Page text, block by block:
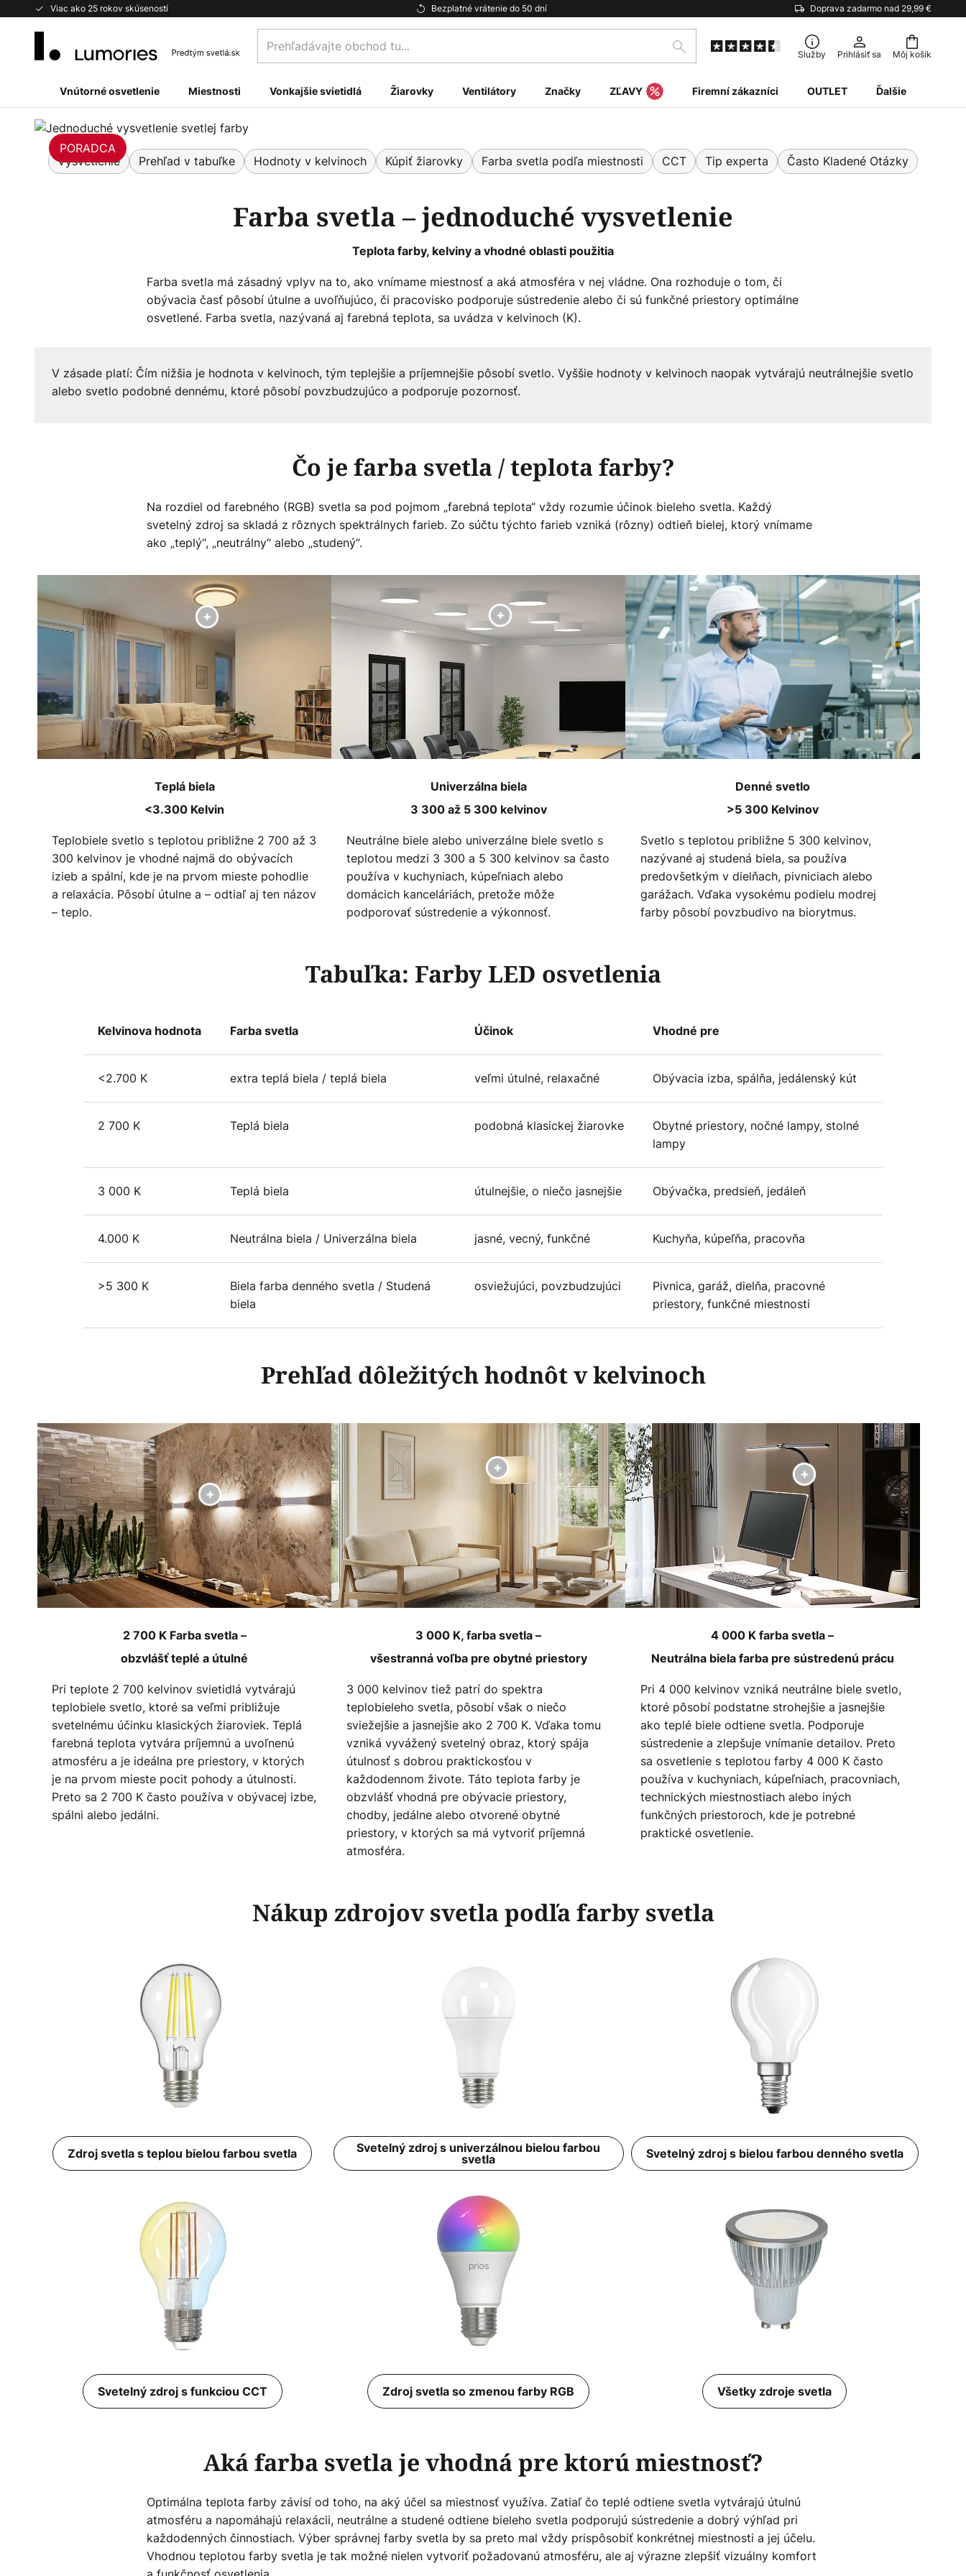
Viac ako 25 rokov skúseností Bezplatné vrátenie do 50 dní Doprava zadarmo nad 29,99 €
Skip
Môj košík
Prehľadávajte
obchod
Hľadať Služby Prihlásiť sa
Vnútorné osvetlenie Miestnosti Vonkajšie svietidlá Žiarovky Ventilátory Značky ZĽAVY Firemní zákazníci OUTLET Ďalšie
PORADCA
Vysvetlenie
Prehľad v tabuľke Hodnoty v kelvinoch Kúpiť žiarovky Farba svetla podľa miestnosti CCT Tip experta Často Kladené Otázky
Farba svetla – jednoduché vysvetlenie
Teplota farby, kelviny a vhodné oblasti použitia
Farba svetla má zásadný vplyv na to, ako vnímame miestnosť a aká atmosféra v nej vládne. Ona rozhoduje o tom, či
obývacia časť pôsobí útulne a uvoľňujúco, či pracovisko podporuje sústredenie alebo či sú funkčné priestory optimálne
osvetlené. Farba svetla, nazývaná aj farebná teplota, sa uvádza v kelvinoch (K).
V zásade platí: Čím nižšia je hodnota v kelvinoch, tým teplejšie a príjemnejšie pôsobí svetlo. Vyššie hodnoty v kelvinoch naopak vytvárajú neutrálnejšie svetlo
alebo svetlo podobné dennému, ktoré pôsobí povzbudzujúco a podporuje pozornosť.
Čo je farba svetla / teplota farby?
Na rozdiel od farebného (RGB) svetla sa pod pojmom „farebná teplota“ vždy rozumie účinok bieleho svetla. Každý
svetelný zdroj sa skladá z rôznych spektrálnych farieb. Zo súčtu týchto farieb vzniká (rôzny) odtieň bielej, ktorý vnímame
ako „teplý“, „neutrálny“ alebo „studený“.
Teplá biela
<3.300 Kelvin
Teplobiele svetlo s teplotou približne 2 700 až 3
300 kelvinov je vhodné najmä do obývacích
izieb a spální, kde je na prvom mieste pohodlie
a relaxácia. Pôsobí útulne a – odtiaľ aj ten názov
– teplo.
Univerzálna biela
3 300 až 5 300 kelvinov
Neutrálne biele alebo univerzálne biele svetlo s
teplotou medzi 3 300 a 5 300 kelvinov sa často
používa v kuchyniach, kúpeľniach alebo
domácich kanceláriách, pretože môže
podporovať sústredenie a výkonnosť.
Denné svetlo
>5 300 Kelvinov
Svetlo s teplotou približne 5 300 kelvinov,
nazývané aj studená biela, sa používa
predovšetkým v dielňach, pivniciach alebo
garážach. Vďaka vysokému podielu modrej
farby pôsobí povzbudivo na biorytmus.
Tabuľka: Farby LED osvetlenia
Kelvinova hodnota Farba svetla Účinok Vhodné pre
<2.700 K extra teplá biela / teplá biela veľmi útulné, relaxačné Obývacia izba, spálňa, jedálenský kút
2 700 K Teplá biela podobná klasickej žiarovke
Obytné priestory, nočné lampy, stolné
lampy
3 000 K Teplá biela útulnejšie, o niečo jasnejšie Obývačka, predsieň, jedáleň
4.000 K Neutrálna biela / Univerzálna biela jasné, vecný, funkčné Kuchyňa, kúpeľňa, pracovňa
>5 300 K
Biela farba denného svetla / Studená
biela
osviežujúci, povzbudzujúci
Pivnica, garáž, dielňa, pracovné
priestory, funkčné miestnosti
Prehľad dôležitých hodnôt v kelvinoch
2 700 K Farba svetla –
obzvlášť teplé a útulné
Pri teplote 2 700 kelvinov svietidlá vytvárajú
teplobiele svetlo, ktoré sa veľmi približuje
svetelnému účinku klasických žiaroviek. Teplá
farebná teplota vytvára príjemnú a uvoľnenú
atmosféru a je ideálna pre priestory, v ktorých
je na prvom mieste pocit pohody a útulnosti.
Preto sa 2 700 K často používa v obývacej izbe,
spálni alebo jedálni.
3 000 K, farba svetla –
všestranná voľba pre obytné priestory
3 000 kelvinov tiež patrí do spektra
teplobieleho svetla, pôsobí však o niečo
sviežejšie a jasnejšie ako 2 700 K. Vďaka tomu
vzniká vyvážený svetelný obraz, ktorý spája
útulnosť s dobrou praktickosťou v
každodennom živote. Táto teplota farby je
obzvlášť vhodná pre obývacie priestory,
chodby, jedálne alebo otvorené obytné
priestory, v ktorých sa má vytvoriť príjemná
atmosféra.
4 000 K farba svetla –
Neutrálna biela farba pre sústredenú prácu
Pri 4 000 kelvinov vzniká neutrálne biele svetlo,
ktoré pôsobí podstatne strohejšie a jasnejšie
ako teplé biele odtiene svetla. Podporuje
sústredenie a zlepšuje vnímanie detailov. Preto
sa osvetlenie s teplotou farby 4 000 K často
používa v kuchyniach, kúpeľniach, pracovniach,
technických miestnostiach alebo iných
funkčných priestoroch, kde je potrebné
praktické osvetlenie.
Nákup zdrojov svetla podľa farby svetla
Zdroj svetla s teplou bielou farbou svetla
Svetelný zdroj s univerzálnou bielou farbou
svetla
Svetelný zdroj s bielou farbou denného svetla
Svetelný zdroj s funkciou CCT Zdroj svetla so zmenou farby RGB Všetky zdroje svetla
Aká farba svetla je vhodná pre ktorú miestnosť?
Optimálna teplota farby závisí od toho, na aký účel sa miestnosť využíva. Zatiaľ čo teplé odtiene svetla vytvárajú útulnú
atmosféru a napomáhajú relaxácii, neutrálne a studené odtiene bieleho svetla podporujú sústredenie a dobrý výhľad pri
každodenných činnostiach. Výber správnej farby svetla by sa preto mal vždy prispôsobiť konkrétnej miestnosti a jej účelu.
Vhodnou teplotou farby svetla je tak možné nielen vytvoriť požadovanú atmosféru, ale aj výrazne zlepšiť vizuálny komfort